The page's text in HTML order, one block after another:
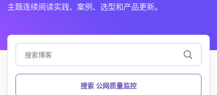
主题连续阅读实践、案例、选型和产品更新。
搜索 公网质量监控